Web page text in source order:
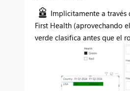
Implícitamente a través
First Health (aprovechando
verde clasifica antes que el